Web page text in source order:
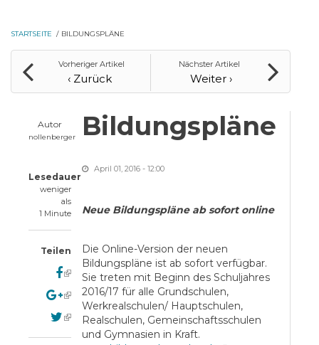
STARTSEITE / BILDUNGSPLÄNE
Vorheriger Artikel
‹ Zurück
Nächster Artikel
Weiter ›
Autor
nollenberger
Lesedauer
weniger
als
1 Minute
Teilen
(link is external)
(link is external)
(link is external)
Bildungspläne
April 01, 2016 - 12:00
Neue Bildungspläne ab sofort online
Die Online-Version der neuen
Bildungspläne ist ab sofort verfügbar.
Sie treten mit Beginn des Schuljahres
2016/17 für alle Grundschulen,
Werkrealschulen/ Hauptschulen,
Realschulen, Gemeinschaftsschulen
und Gymnasien in Kraft.